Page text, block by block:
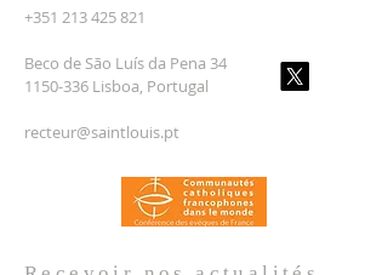
+351 213 425 821
Beco de São Luís da Pena 34
1150-336 Lisboa, Portugal
recteur@saintlouis.pt